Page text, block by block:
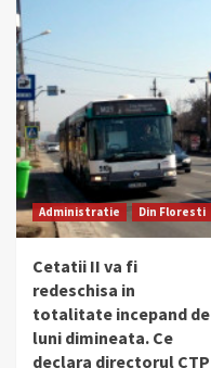
Administratie Din Floresti
Cetatii II va fi
redeschisa in
totalitate incepand de
luni dimineata. Ce
declara directorul CTP